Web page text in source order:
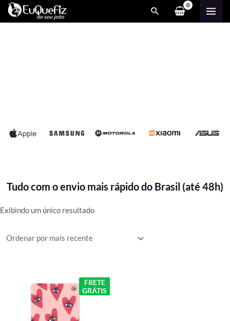
Tudo com o envio mais rápido do Brasil (até 48h)
Exibindo um único resultado
FRETE
GRÁTIS
preço
original
era:
R$ 199,90.
O
preço
atual
R$ 129,90.